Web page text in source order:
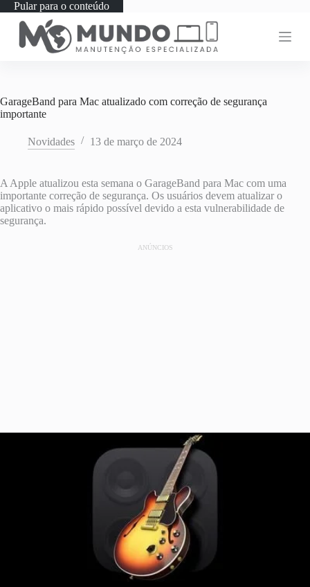
Pular para o conteúdo
GarageBand para Mac atualizado com correção de segurança
importante
Novidades 13 de março de 2024
A Apple atualizou esta semana o GarageBand para Mac com uma
importante correção de segurança. Os usuários devem atualizar o
aplicativo o mais rápido possível devido a esta vulnerabilidade de
segurança.
ANÚNCIOS